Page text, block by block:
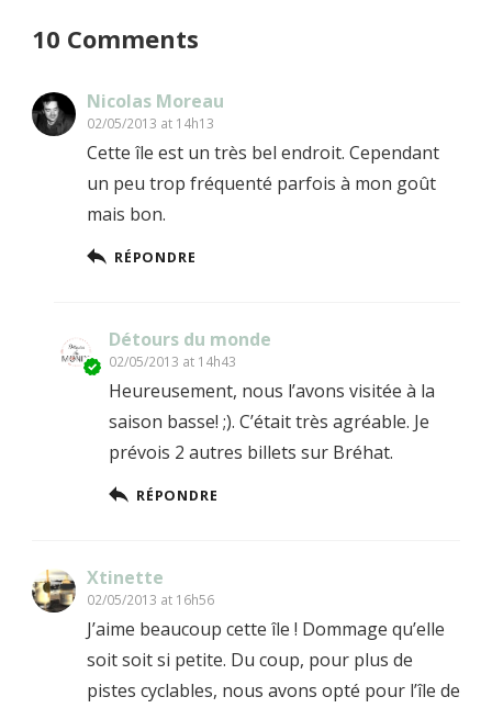
10 Comments
Nicolas Moreau
02/05/2013 at 14h13
Cette île est un très bel endroit. Cependant
un peu trop fréquenté parfois à mon goût
mais bon.
RÉPONDRE
Détours du monde
02/05/2013 at 14h43
Heureusement, nous l’avons visitée à la
saison basse! ;). C’était très agréable. Je
prévois 2 autres billets sur Bréhat.
RÉPONDRE
Xtinette
02/05/2013 at 16h56
J’aime beaucoup cette île ! Dommage qu’elle
soit soit si petite. Du coup, pour plus de
pistes cyclables, nous avons opté pour l’île de